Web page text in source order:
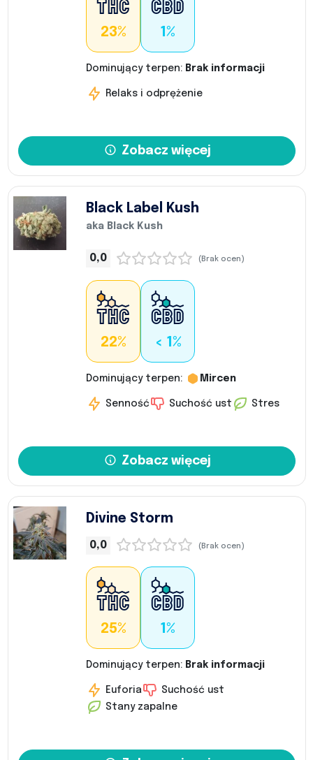
23% 1%
Dominujący terpen: Brak informacji
Relaks i odprężenie
Zobacz więcej
Black Label Kush
aka Black Kush
0,0 (Brak ocen)
22% < 1%
Dominujący terpen: Mircen
Senność Suchość ust Stres
Zobacz więcej
Divine Storm
0,0 (Brak ocen)
25% 1%
Dominujący terpen: Brak informacji
Euforia
Suchość ust
Stany zapalne